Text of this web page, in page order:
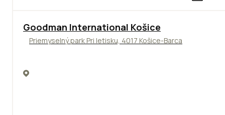
Goodman International Košice
Priemyselný park Pri letisku, 4017 Košice-Barca